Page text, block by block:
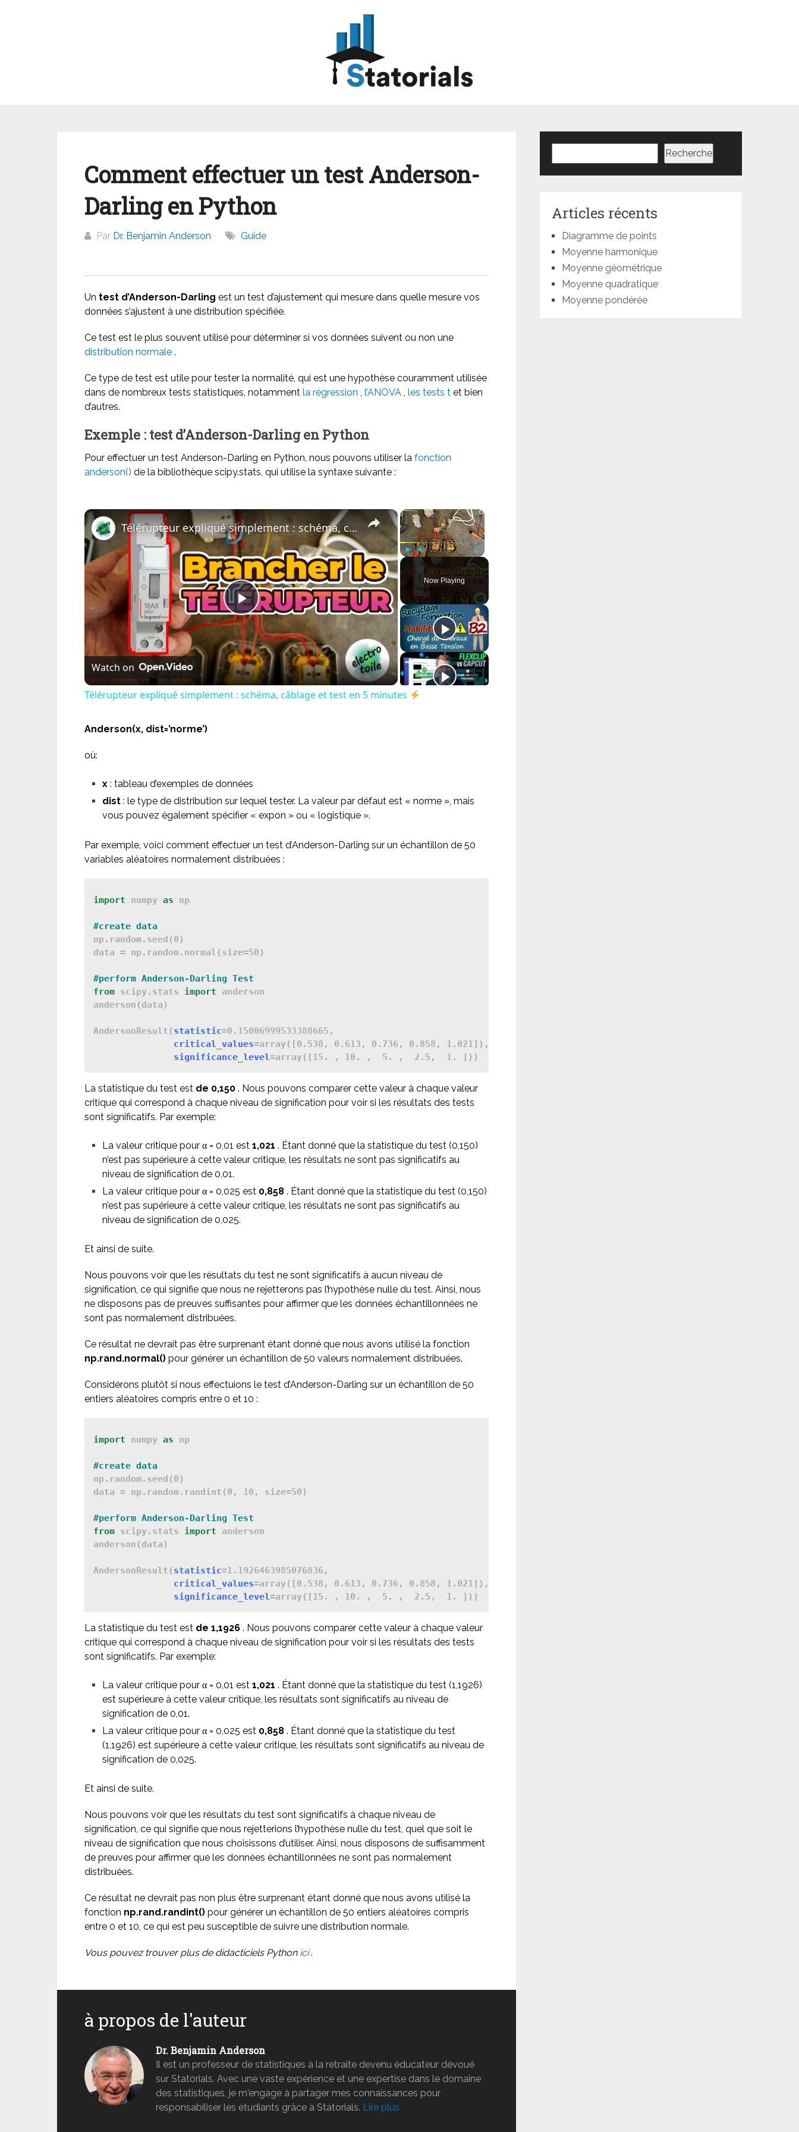
Comment effectuer un test Anderson-
Darling en Python
Par Dr. Benjamin Anderson Guide
Un test d’Anderson-Darling est un test d’ajustement qui mesure dans quelle mesure vos
données s’ajustent à une distribution spécifiée.
Ce test est le plus souvent utilisé pour déterminer si vos données suivent ou non une
distribution normale .
Ce type de test est utile pour tester la normalité, qui est une hypothèse couramment utilisée
dans de nombreux tests statistiques, notamment la régression , l’ANOVA , les tests t et bien
d’autres.
Exemple : test d’Anderson-Darling en Python
Pour effectuer un test Anderson-Darling en Python, nous pouvons utiliser la fonction
anderson() de la bibliothèque scipy.stats, qui utilise la syntaxe suivante :
×
Unmute Fullscreen
Now Playing
×
Play
Video
Télérupteur expliqué simplement : schéma, câblage et test en 5 minutes
Watch on
Télérupteur expliqué simplement : schéma, câblage et test en 5 minutes
Anderson(x, dist=’norme’)
où:
x : tableau d’exemples de données
dist : le type de distribution sur lequel tester. La valeur par défaut est « norme », mais
vous pouvez également spécifier « expon » ou « logistique ».
Par exemple, voici comment effectuer un test d’Anderson-Darling sur un échantillon de 50
variables aléatoires normalement distribuées :
import numpy as np
#create data
np.random.seed(0)
data = np.random.normal(size=50)
#perform Anderson-Darling Test
from scipy.stats import anderson
anderson(data)
AndersonResult(statistic=0.15006999533388665,
critical_values=array([0.538, 0.613, 0.736, 0.858, 1.021]),
significance_level
La statistique du test est de 0,150 . Nous pouvons comparer cette valeur à chaque valeur
critique qui correspond à chaque niveau de signification pour voir si les résultats des tests
sont significatifs. Par exemple:
La valeur critique pour α = 0,01 est1,021 . Étant donné que la statistique du test (0,150)
n’est pas supérieure à cette valeur critique, les résultats ne sont pas significatifs au
niveau de signification de 0,01.
La valeur critique pour α = 0,025 est 0,858 . Étant donné que la statistique du test (0,150)
n’est pas supérieure à cette valeur critique, les résultats ne sont pas significatifs au
niveau de signification de 0,025.
Et ainsi de suite.
Nous pouvons voir que les résultats du test ne sont significatifs à aucun niveau de
signification, ce qui signifie que nous ne rejetterons pas l’hypothèse nulle du test. Ainsi, nous
ne disposons pas de preuves suffisantes pour affirmer que les données échantillonnées ne
sont pas normalement distribuées.
Ce résultat ne devrait pas être surprenant étant donné que nous avons utilisé la fonction
np.rand.normal() pour générer un échantillon de 50 valeurs normalement distribuées.
Considérons plutôt si nous effectuions le test d’Anderson-Darling sur un échantillon de 50
entiers aléatoires compris entre 0 et 10 :
import numpy as np
#create data
np.random.seed(0)
data = np.random.randint(0, 10, size=50)
#perform Anderson-Darling Test
from scipy.stats import anderson
anderson(data)
AndersonResult(statistic=1.1926463985076836,
critical_values=array([0.538, 0.613, 0.736, 0.858, 1.021]),
significance_level
La statistique du test est de 1,1926 . Nous pouvons comparer cette valeur à chaque valeur
critique qui correspond à chaque niveau de signification pour voir si les résultats des tests
sont significatifs. Par exemple:
La valeur critique pour α = 0,01 est1,021 . Étant donné que la statistique du test (1,1926)
est supérieure à cette valeur critique, les résultats sont significatifs au niveau de
signification de 0,01.
La valeur critique pour α = 0,025 est 0,858 . Étant donné que la statistique du test
(1,1926) est supérieure à cette valeur critique, les résultats sont significatifs au niveau de
signification de 0,025.
Et ainsi de suite.
Nous pouvons voir que les résultats du test sont significatifs à chaque niveau de
signification, ce qui signifie que nous rejetterions l’hypothèse nulle du test, quel que soit le
niveau de signification que nous choisissons d’utiliser. Ainsi, nous disposons de suffisamment
de preuves pour affirmer que les données échantillonnées ne sont pas normalement
distribuées.
Ce résultat ne devrait pas non plus être surprenant étant donné que nous avons utilisé la
fonction np.rand.randint() pour générer un échantillon de 50 entiers aléatoires compris
entre 0 et 10, ce qui est peu susceptible de suivre une distribution normale.
Vous pouvez trouver plus de didacticiels Python ici.
à propos de l'auteur
Dr. Benjamin Anderson
Il est un professeur de statistiques à la retraite devenu éducateur dévoué
sur Statorials. Avec une vaste expérience et une expertise dans le domaine
des statistiques, je m'engage à partager mes connaissances pour
responsabiliser les étudiants grâce à Statorials. Lire plus
Recherche
Articles récents
Diagramme de points
Moyenne harmonique
Moyenne géométrique
Moyenne quadratique
Moyenne pondérée